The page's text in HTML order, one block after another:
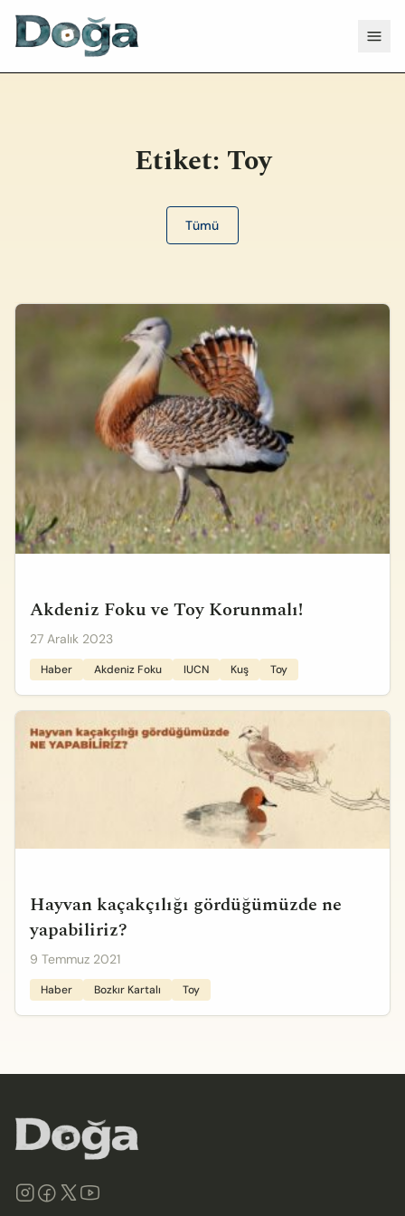
Etiket: Toy
Tümü
Akdeniz Foku ve Toy Korunmalı!
27 Aralık 2023
Haber Akdeniz Foku IUCN Kuş Toy
Hayvan kaçakçılığı gördüğümüzde ne
yapabiliriz?
9 Temmuz 2021
Haber Bozkır Kartalı Toy